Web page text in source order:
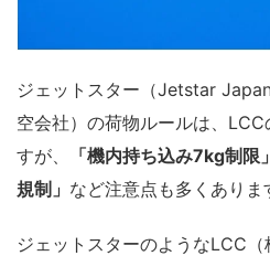
ジェットスター（Jetstar
空会社）の荷物ルールは、
すが、
「機内持ち込み7kg制
規制」 など注意点も多くありま
ジェットスターのようなLCC